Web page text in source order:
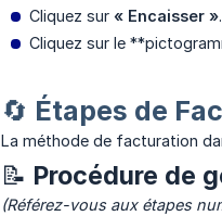
Cliquez sur « Encaisser ».
Cliquez sur le
🔄 Étapes de
La méthode de facturation
📝 Procédure de
(Référez-vous aux étapes